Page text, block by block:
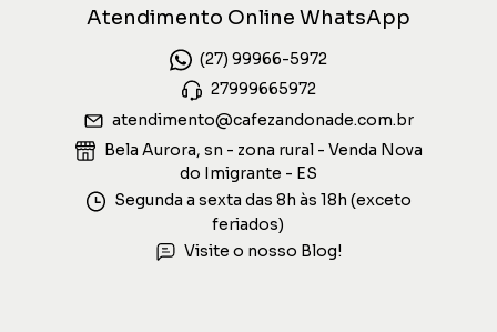
Atendimento Online WhatsApp
(27) 99966-5972
27999665972
atendimento@cafezandonade.com.br
Bela Aurora, sn - zona rural - Venda Nova
do Imigrante - ES
Segunda a sexta das 8h às 18h (exceto
feriados)
Visite o nosso Blog!